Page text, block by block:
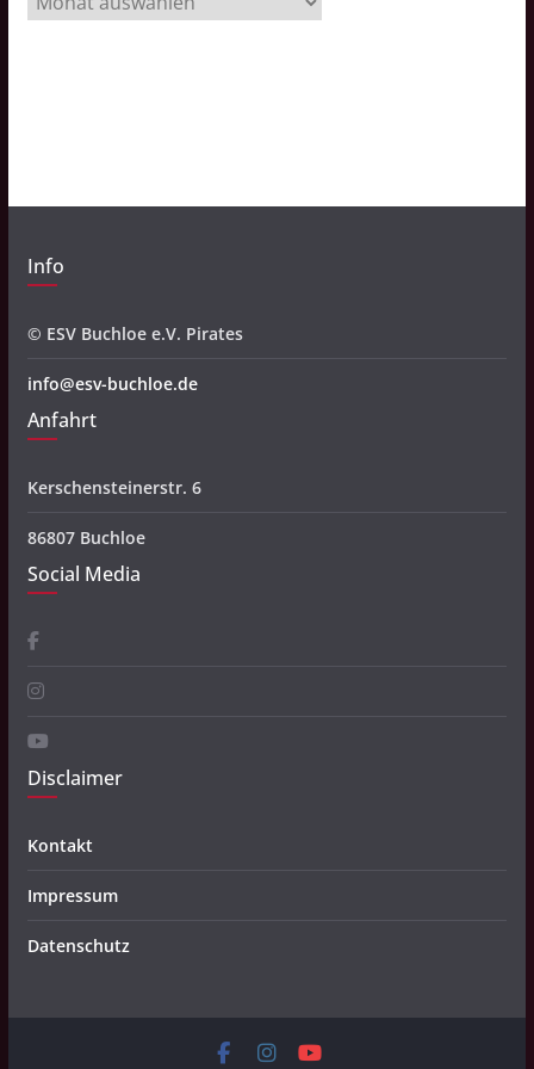
Info
© ESV Buchloe e.V. Pirates
info@esv-buchloe.de
Anfahrt
Kerschensteinerstr. 6
86807 Buchloe
Social Media
Disclaimer
Kontakt
Impressum
Datenschutz